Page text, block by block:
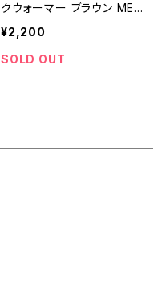
クウォーマー ブラウン ME0
135 フリーサイズ 日本製
【メメリ】
¥2,200
SOLD OUT